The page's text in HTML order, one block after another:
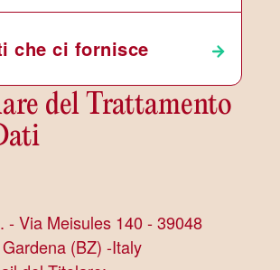
che ci fornisce
del Trattamento
- Via Meisules 140 - 39048
(BZ) -Italy